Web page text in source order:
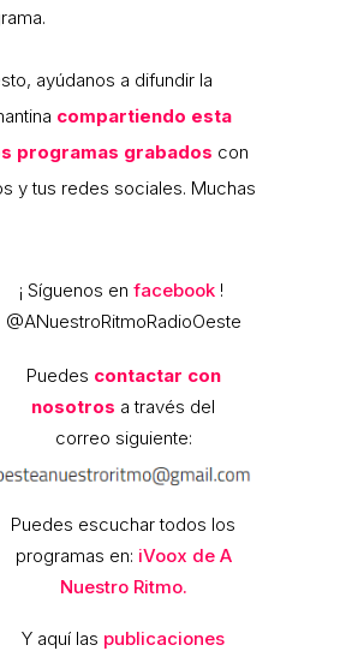
ayúdanos a difundir la
compartiendo esta
programas grabados con
y tus redes sociales. Muchas
¡ Síguenos en facebook!
@ANuestroRitmoRadioOeste
Puedes contactar con
nosotros a través del
correo siguiente:
Puedes escuchar todos los
programas en: iVoox de A
Nuestro Ritmo.
Y aquí las publicaciones